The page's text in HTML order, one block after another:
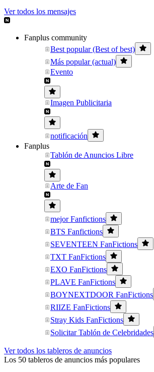
Ver todos los mensajes
Fanplus community
Best popular (Best of best)
Más popular (actual)
Evento
Imagen Publicitaria
notificación
Fanplus
Tablón de Anuncios Libre
Arte de Fan
mejor Fanfictions
BTS Fanfictions
SEVENTEEN FanFictions
TXT FanFictions
EXO FanFictions
PLAVE FanFictions
BOYNEXTDOOR FanFictions
RIIZE FanFictions
Stray Kids FanFictions
Solicitar Tablón de Celebridades
Ver todos los tableros de anuncios
Los 50 tableros de anuncios más populares